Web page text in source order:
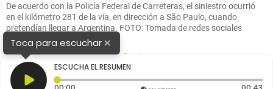
De acuerdo con la Policía Federal de Carreteras, el siniestro ocurrió
en el kilómetro 281 de la vía, en dirección a São Paulo, cuando
pretendían llegar a Argentina. FOTO: Tomada de redes sociales
@tsmnoticias
Toca para escuchar×
ESCUCHA EL RESUMEN
Tiempo transcurrido: 0 segundos